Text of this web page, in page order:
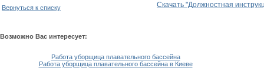
Вернуться к списку Скачать "Должностная
Возможно Вас интересует:
Работа уборщица плавательного бассейна
Работа уборщица плавательного бассейна в Киеве